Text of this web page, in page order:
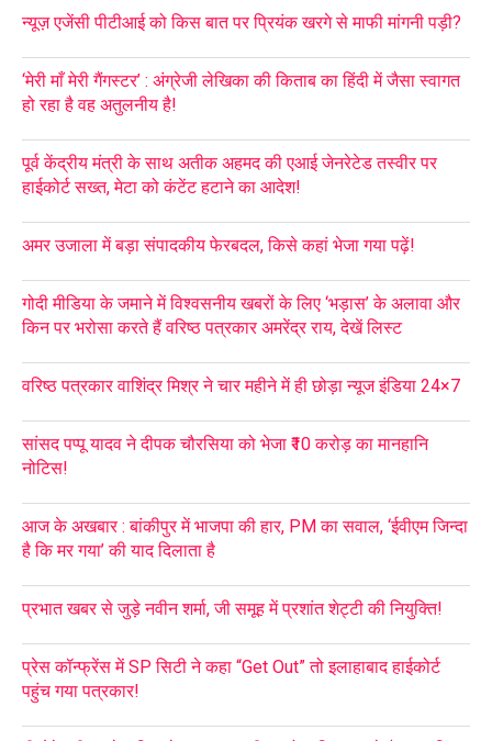
न्यूज़ एजेंसी पीटीआई को किस बात पर प्रियंक खरगे से माफी मांगनी पड़ी?
‘मेरी माँ मेरी गैंगस्टर’ : अंग्रेजी लेखिका की किताब का हिंदी में जैसा स्वागत
हो रहा है वह अतुलनीय है!
पूर्व केंद्रीय मंत्री के साथ अतीक अहमद की एआई जेनरेटेड तस्वीर पर
हाईकोर्ट सख्त, मेटा को कंटेंट हटाने का आदेश!
अमर उजाला में बड़ा संपादकीय फेरबदल, किसे कहां भेजा गया पढ़ें!
गोदी मीडिया के जमाने में विश्वसनीय खबरों के लिए ‘भड़ास’ के अलावा और
किन पर भरोसा करते हैं वरिष्ठ पत्रकार अमरेंद्र राय, देखें लिस्ट
वरिष्ठ पत्रकार वाशिंद्र मिश्र ने चार महीने में ही छोड़ा न्यूज इंडिया 24×7
सांसद पप्पू यादव ने दीपक चौरसिया को भेजा ₹10 करोड़ का मानहानि
नोटिस!
आज के अखबार : बांकीपुर में भाजपा की हार, PM का सवाल, ‘ईवीएम जिन्दा
है कि मर गया’ की याद दिलाता है
प्रभात खबर से जुड़े नवीन शर्मा, जी समूह में प्रशांत शेट्टी की नियुक्ति!
प्रेस कॉन्फ्रेंस में SP सिटी ने कहा “Get Out” तो इलाहाबाद हाईकोर्ट
पहुंच गया पत्रकार!